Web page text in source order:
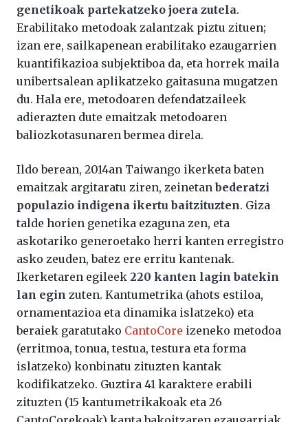
genetikoak partekatzeko joera zutela.
Erabilitako metodoak zalantzak piztu zituen;
izan ere, sailkapenean erabilitako ezaugarrien
kuantifikazioa subjektiboa da, eta horrek maila
unibertsalean aplikatzeko gaitasuna mugatzen
du. Hala ere, metodoaren defendatzaileek
adierazten dute emaitzak metodoaren
baliozkotasunaren bermea direla.
Ildo berean, 2014an Taiwango ikerketa baten
emaitzak argitaratu ziren, zeinetanbederatzi
populazio indigena ikertu baitzituzten. Giza
talde horien genetika ezaguna zen, eta
askotariko generoetako herri kanten erregistro
asko zeuden, batez ere erritu kantenak.
Ikerketaren egileek 220 kanten lagin batekin
lan egin zuten. Kantumetrika (ahots estiloa,
ornamentazioa eta dinamika islatzeko) eta
beraiek garatutako CantoCore izeneko metodoa
(erritmoa, tonua, testua, testura eta forma
islatzeko) konbinatu zituzten kantak
kodifikatzeko. Guztira 41 karaktere erabili
zituzten (15 kantumetrikakoak eta 26